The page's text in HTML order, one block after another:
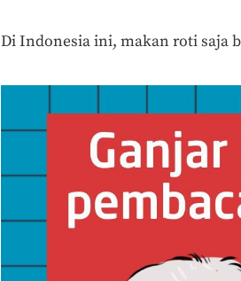
Di Indonesia ini, makan roti saja